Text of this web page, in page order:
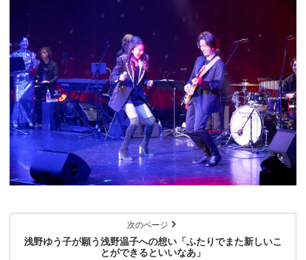
次のページ
浅野ゆう子が願う浅野温子への想い「ふたりでまた新しいこ
とができるといいなあ」